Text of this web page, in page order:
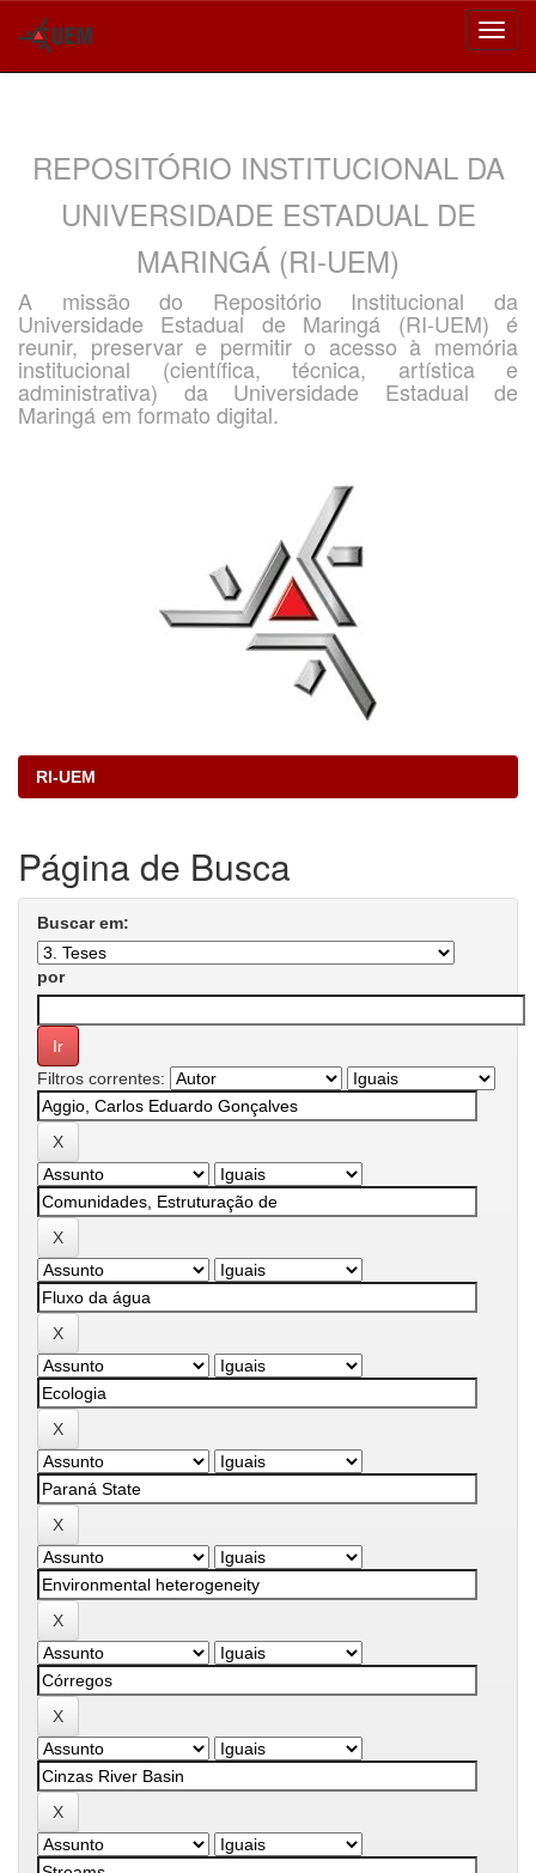
REPOSITÓRIO INSTITUCIONAL DA
UNIVERSIDADE ESTADUAL DE
MARINGÁ (RI-UEM)
A missão do Repositório Institucional da
Universidade Estadual de Maringá (RI-UEM) é
reunir, preservar e permitir o acesso à memória
institucional (científica, técnica, artística e
administrativa) da Universidade Estadual de
Maringá em formato digital.
RI-UEM
Página de Busca
Buscar em:
por
Filtros correntes: